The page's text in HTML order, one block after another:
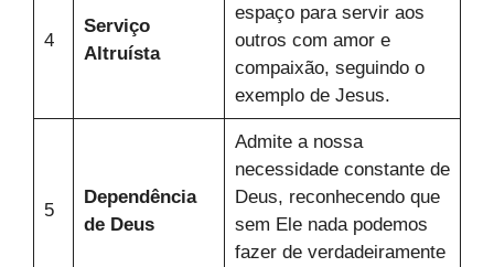
4
Serviço
Altruísta
espaço para servir aos
outros com amor e
compaixão, seguindo o
exemplo de Jesus.
5
Dependência
de Deus
Admite a nossa
necessidade constante de
Deus, reconhecendo que
sem Ele nada podemos
fazer de verdadeiramente